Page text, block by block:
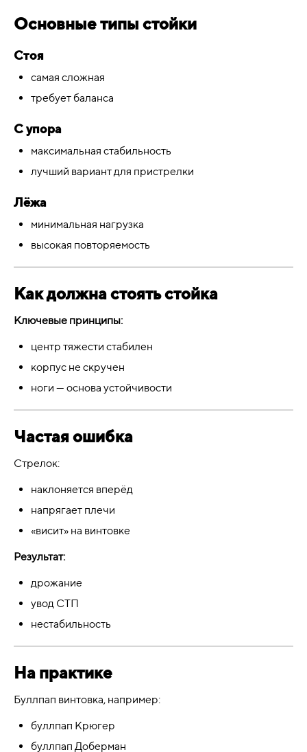
Основные типы стойки
Стоя
самая сложная
требует баланса
С упора
максимальная стабильность
лучший вариант для пристрелки
Лёжа
минимальная нагрузка
высокая повторяемость
Как должна стоять стойка
Ключевые принципы:
центр тяжести стабилен
корпус не скручен
ноги — основа устойчивости
Частая ошибка
Стрелок:
наклоняется вперёд
напрягает плечи
«висит» на винтовке
Результат:
дрожание
увод СТП
нестабильность
На практике
Буллпап винтовка, например:
буллпап Крюгер
буллпап Доберман